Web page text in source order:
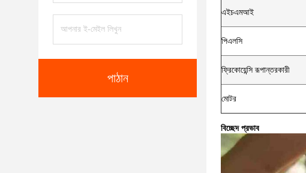
পাঠান
এইচএমআই
পিএলসি
ফ্রিকোয়েন্সি রূপান্তরকারী
মোটর
বিচ্ছেদ প্রভাব